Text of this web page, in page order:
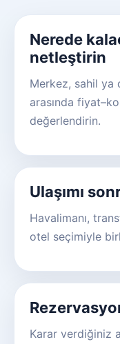
Nerede
netleştirin
Merkez, sahil ya
arasında
değerlendirin.
Ulaşımı
Havalimanı,
otel seçimiyle
Karar verdiğiniz